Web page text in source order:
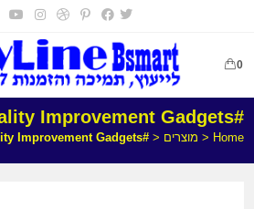
0
#Life Quality Improvement Gadgets
Home
< מוצרים <
#Life Quality Improvement Gadgets